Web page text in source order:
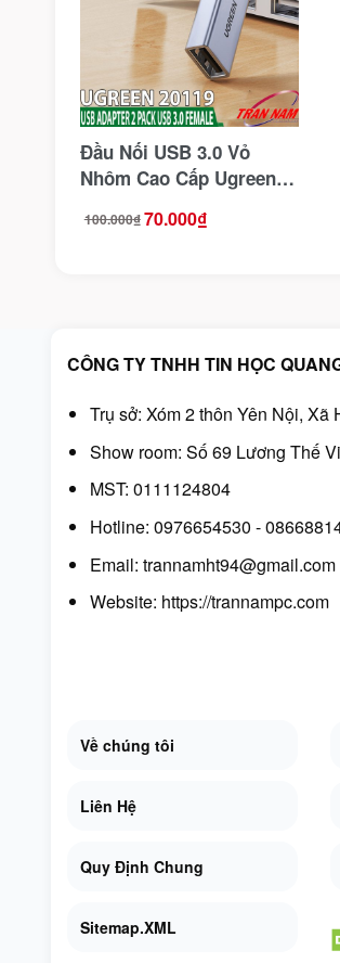
Đầu Nối USB 3.0 Vỏ
Nhôm Cao Cấp Ugreen
100.000₫
Giá 70.000₫
Giá
CÔNG TY TNHH TIN HỌC
Trụ sở: Xóm 2 thôn Yên Nội,
Show room: Số 69 Lương Thế
MST: 0111124804
Hotline: 0976654530 -
Email: trannamht94@gmail.com
Website: https://trannampc.com
Về chúng tôi
Liên Hệ
Quy Định Chung
Sitemap.XML